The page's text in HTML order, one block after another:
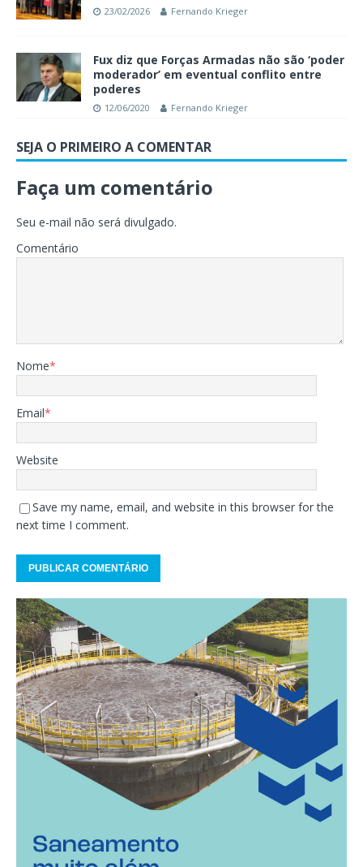
23/02/2026 Fernando Krieger
Fux diz que Forças Armadas não são ‘poder
moderador’ em eventual conflito entre
poderes
12/06/2020 Fernando Krieger
SEJA O PRIMEIRO A COMENTAR
Faça um comentário
Seu e-mail não será divulgado.
Comentário
Nome*
Email*
Website
Save my name, email, and website in this browser for the
next time I comment.